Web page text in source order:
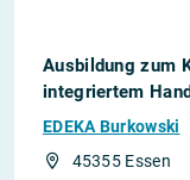
Ausbildung zum
integriertem
EDEKA Burkowski
45355 Essen